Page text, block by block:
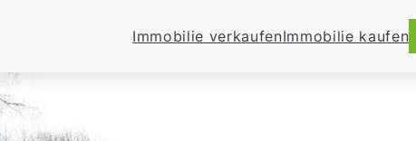
Immobilie verkaufenImmobilie kaufen